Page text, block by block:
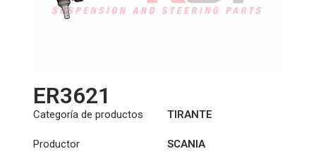
ER3621
Categoría de productos TIRANTE
Productor SCANIA